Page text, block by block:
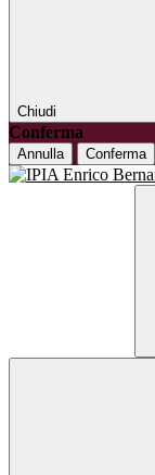
Chiudi
Conferma
Annulla Conferma